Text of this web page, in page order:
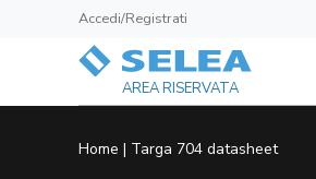
Accedi/Registrati
AREA RISERVATA
Home | Targa 704 datasheet